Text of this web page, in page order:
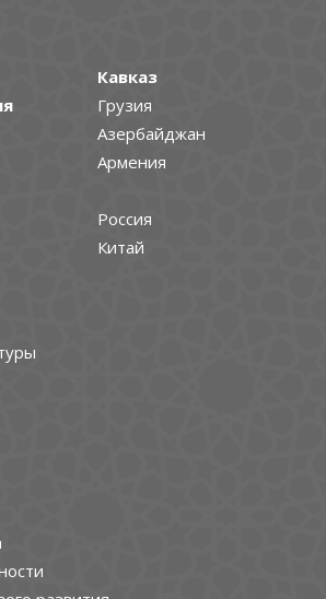
Кавказ
Грузия
Азербайджан
Армения
Россия
Китай